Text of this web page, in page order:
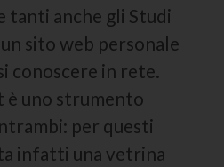
tanti anche gli Studi
sito web personale
conoscere in rete.
è uno strumento
per questi
infatti una vetrina